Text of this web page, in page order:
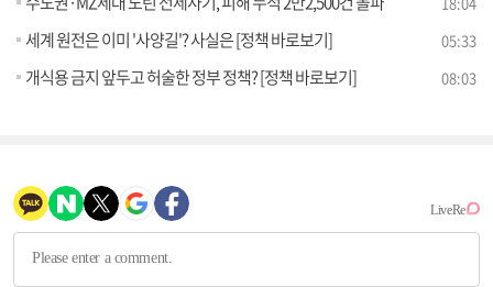
세계 원전은 이미 '사양길'? 사실은 [정책 바로보기] 05:33
개식용 금지 앞두고 허술한 정부 정책? [정책 바로보기] 08:03